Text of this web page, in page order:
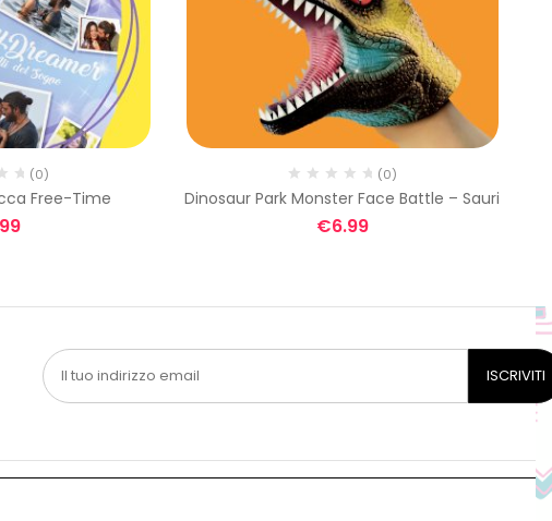
(0)
Free-Time
(0)
Dinosaur Park Monster Face Battle – Sauri
€6.99